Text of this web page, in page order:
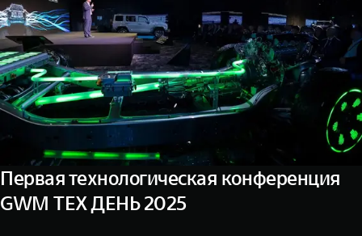
TANK 500
Веди за собой
от 6 499 000 ₽
TANK 700
Сила
TANK Финансы
Корпоративным клиентам
TANK ФИНАНСЫ
TANK Кредит
TANK Лизинг
TANK Страхование
Сервис
Специальные предложения
Моторные масла
ЦИФРОВЫЕ СЕРВИСЫ TANK
Цифровые сервисы TANK
Подписки
Первая технологическая конференция
GWM ТЕХ ДЕНЬ 2025